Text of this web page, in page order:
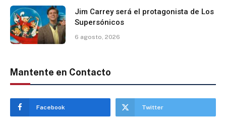
Jim Carrey será el protagonista de Los
Supersónicos
6 agosto, 2026
Mantente en Contacto
Facebook Twitter